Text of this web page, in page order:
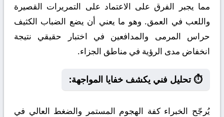
مما يجبر الفرق على الاعتماد على التمريرات القصيرة
واللعب في العمق. وهو ما يعني أن يضع الضباب الكثيف
حراس المرمى والمدافعين في اختبار حقيقي نتيجة
انخفاض مدى الرؤية في مناطق الجزاء.
⏱️ تحليل فني يكشف خفايا المواجهة:
يُرجّح الخبراء كفة الهجوم المستمر والضغط العالي في